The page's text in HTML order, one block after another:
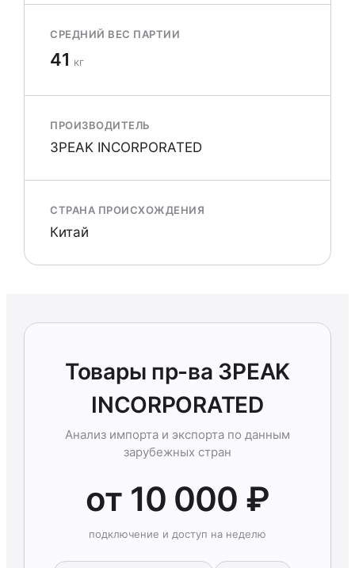
СРЕДНИЙ ВЕС ПАРТИИ
41 кг
ПРОИЗВОДИТЕЛЬ
3PEAK INCORPORATED
СТРАНА ПРОИСХОЖДЕНИЯ
Китай
Товары пр-ва 3PEAK
INCORPORATED
Анализ импорта и экспорта по данным
зарубежных стран
от 10 000 ₽
подключение и доступ на неделю